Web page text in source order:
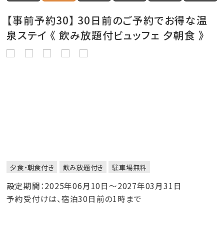
【事前予約30】 30日前のご予約でお得な温
泉ステイ 《 飲み放題付ビュッフェ 夕朝食 》
夕食・朝食付き 飲み放題付き 駐車場無料
設定期間：2025年06月10日～2027年03月31日
予約受付けは、宿泊30日前の1時まで